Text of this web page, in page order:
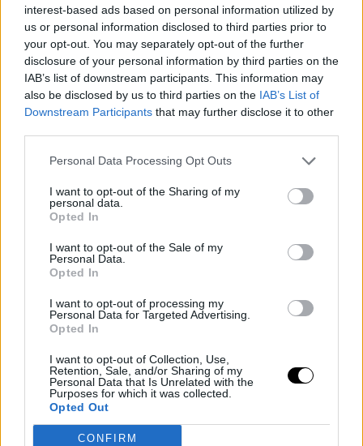
interest-based ads based on personal information utilized by
us or personal information disclosed to third parties prior to
your opt-out. You may separately opt-out of the further
disclosure of your personal information by third parties on the
IAB’s list of downstream participants. This information may
also be disclosed by us to third parties on the IAB’s List of
Downstream Participants that may further disclose it to other
Personal Data Processing Opt Outs
I want to opt-out of the Sharing of my
personal data.
Opted In
I want to opt-out of the Sale of my
Personal Data.
Opted In
I want to opt-out of processing my
Personal Data for Targeted Advertising.
Opted In
I want to opt-out of Collection, Use,
Retention, Sale, and/or Sharing of my
Personal Data that Is Unrelated with the
Purposes for which it was collected.
Opted Out
CONFIRM
estrella.